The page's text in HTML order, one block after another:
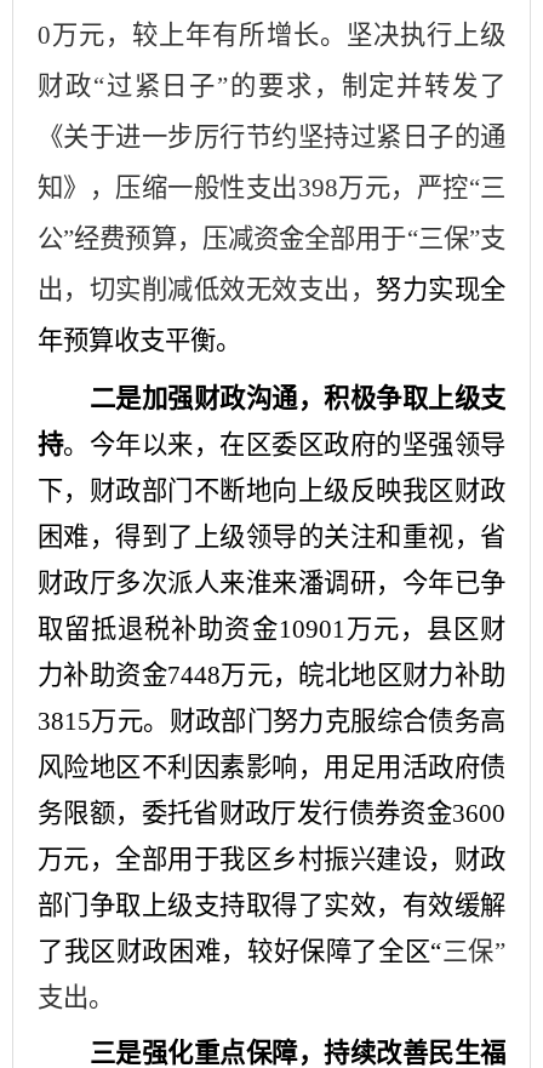
0万元，较上年有所增长。 坚决执行上级
财政“过紧日子”的要求，制定并转发了
《关于进一步厉行节约坚持过紧日子的通
知》，压缩一般性支出398万元，严控“三
公”经费预算，压减资金全部用于“三保”支
出，切实削减低效无效支出， 努力实现全
年预算收支平衡。
二是加强财政沟通，积极争取上级支
持。今年以来，在区委区政府的坚强领导
下， 财政部门不断地向上级反映我区财政
困难，得到了上级领导的关注和重视，省
财政厅多次派人来淮来潘调研，今年已争
取留抵退税补助资金10901万元，县区财
力补助资金7448万元，皖北地区财力补助
3815万元。 财政部门 努力克服综合债务高
风险地区不利因素影响 ，用足用活政府债
务限额，委托省财政厅发行债券资金3600
万元，全部用于我区乡村振兴建设，财政
部门争取上级支持取得了实效， 有效缓解
了我区财政困难， 较好保障了全区“三保”
支出。
三是强化重点保障，持续改善民生福